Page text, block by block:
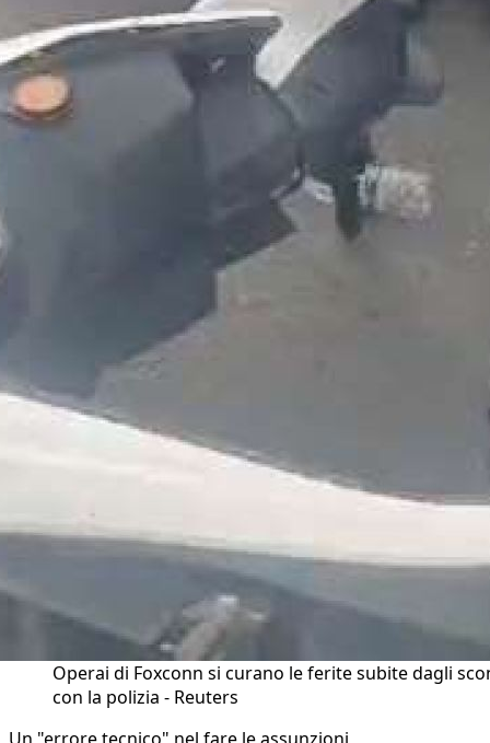
Operai di Foxconn si curano le ferite subite dagli
con la polizia - Reuters